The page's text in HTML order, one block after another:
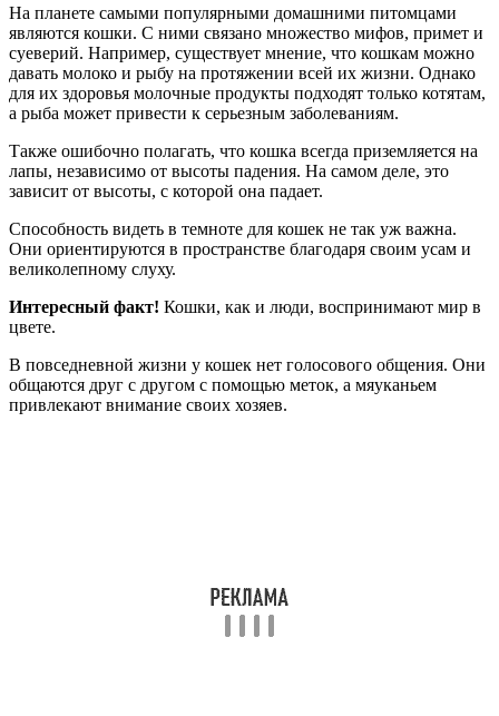
На планете самыми популярными домашними питомцами
являются кошки. С ними связано множество мифов, примет и
суеверий. Например, существует мнение, что кошкам можно
давать молоко и рыбу на протяжении всей их жизни. Однако
для их здоровья молочные продукты подходят только котятам,
а рыба может привести к серьезным заболеваниям.
Также ошибочно полагать, что кошка всегда приземляется на
лапы, независимо от высоты падения. На самом деле, это
зависит от высоты, с которой она падает.
Способность видеть в темноте для кошек не так уж важна.
Они ориентируются в пространстве благодаря своим усам и
великолепному слуху.
Интересный факт! Кошки, как и люди, воспринимают мир в
цвете.
В повседневной жизни у кошек нет голосового общения. Они
общаются друг с другом с помощью меток, а мяуканьем
привлекают внимание своих хозяев.